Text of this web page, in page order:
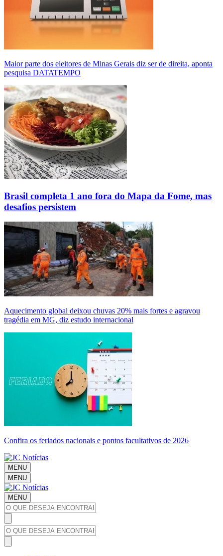
Maior parte dos eleitores de Minas Gerais diz ser de direita, aponta
pesquisa DATATEMPO
Brasil completa 1 ano fora do Mapa da Fome, mas
desafios persistem
Aquecimento global deixou chuvas 20% mais fortes e agravou
tragédia em MG, diz estudo internacional
Confira os feriados nacionais e pontos facultativos de 2026
MENU
MENU
MENU